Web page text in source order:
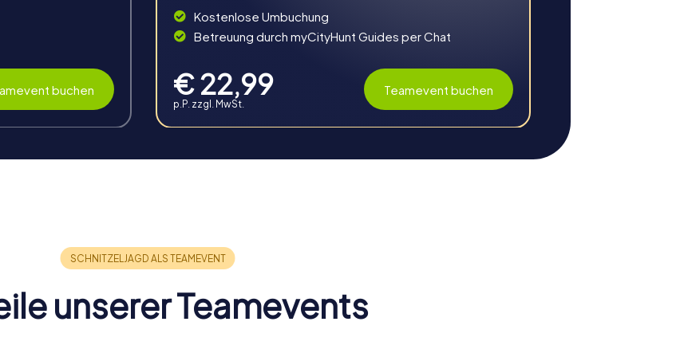
für ein weihnachtliches Teamevent. In festlicher Atmosphäre begebt ihr euch auf eine spannende
buchen
Kostenlose Umbuchung
Betreuung durch myCityHunt Guides per Chat
€ 22,99
p.P. zzgl. MwSt.
Teamevent buchen
unserer Teamevents